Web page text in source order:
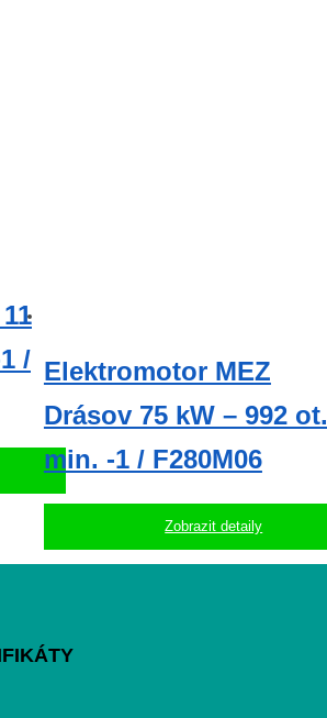
/ Elektromotor MEZ
Drásov 75 kW – 992 ot.
min. -1 / F280M06
Zobrazit detaily